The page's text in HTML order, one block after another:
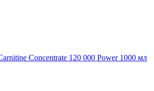
Concentrate 120 000 Power 1000 мл